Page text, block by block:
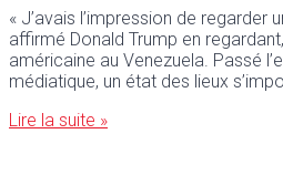
« J’avais l’impression de regarder
affirmé Donald Trump en
américaine au Venezuela. Passé
médiatique, un état des lieux
Lire la suite »